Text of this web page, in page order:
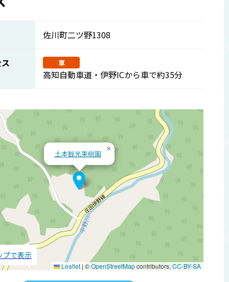
佐川町二ツ野1308
車
高知自動車道・伊野ICから車で約35分
土本観光果樹園
×
Leaflet | ©OpenStreetMapcontributors, CC-BY-SA
で表示